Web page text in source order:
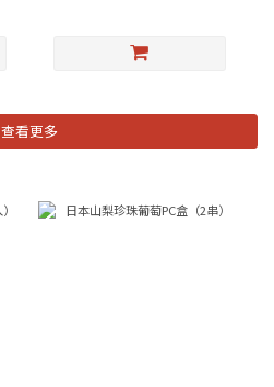
查看更多